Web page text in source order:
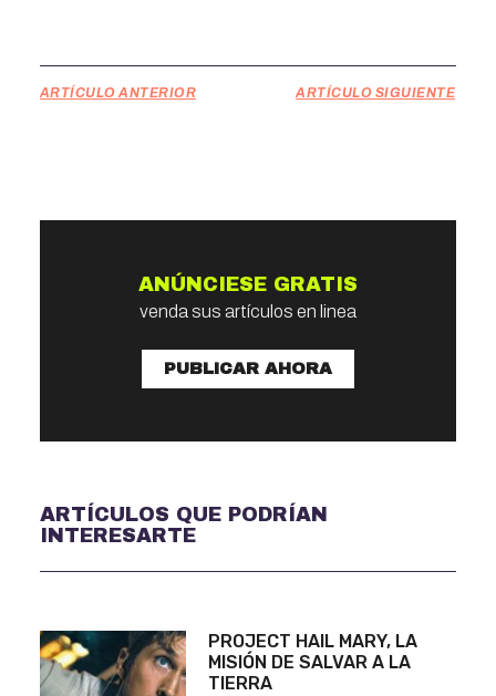
ARTÍCULO ANTERIOR ARTÍCULO SIGUIENTE
ANÚNCIESE GRATIS
venda sus artículos en linea
PUBLICAR AHORA
ARTÍCULOS QUE PODRÍAN
INTERESARTE
PROJECT HAIL MARY, LA
MISIÓN DE SALVAR A LA
TIERRA